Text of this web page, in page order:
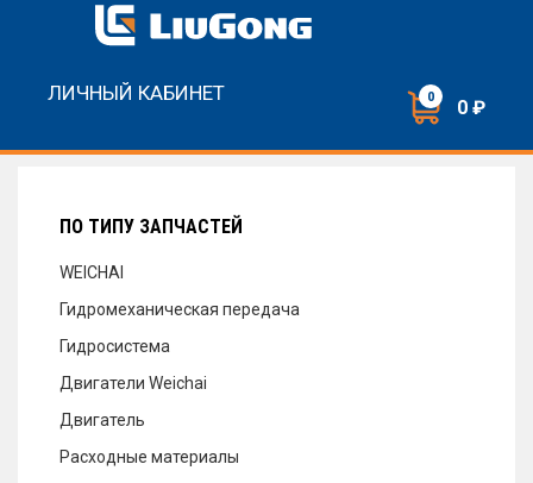
НОВОСТИ
ЛИЧНЫЙ КАБИНЕТ 0 0 ₽
ПО ТИПУ ЗАПЧАСТЕЙ
WEICHAI
Гидромеханическая передача
Гидросистема
Двигатели Weichai
Двигатель
Расходные материалы